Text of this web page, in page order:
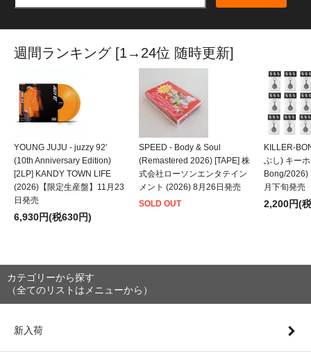
週間ランキング [1→24位 随時更新]
YOUNG JUJU - juzzy 92'
(10th Anniversary Edition)
[2LP] KANDY TOWN LIFE
(2026)【限定生産盤】11月23
日発売
6,930円(税630円)
SPEED - Body & Soul
(Remastered 2026) [TAPE] 株
式会社ローソンエンタテイン
メント (2026) 8月26日発売
SOLD OUT
KILLER-
ぶし) キー
Bong/2026)
月下旬発売
2,200円(
カテゴリーから探す
（全てのリストはメニューから）
新入荷